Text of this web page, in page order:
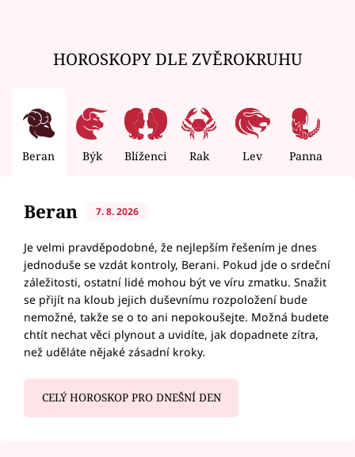
HOROSKOPY DLE ZVĚROKRUHU
Beran Býk Blíženci Rak Lev Panna
Beran 7. 8. 2026
Je velmi pravděpodobné, že nejlepším řešením je dnes
jednoduše se vzdát kontroly, Berani. Pokud jde o srdeční
záležitosti, ostatní lidé mohou být ve víru zmatku. Snažit
se přijít na kloub jejich duševnímu rozpoložení bude
nemožné, takže se o to ani nepokoušejte. Možná budete
chtít nechat věci plynout a uvidíte, jak dopadnete zítra,
než uděláte nějaké zásadní kroky.
CELÝ HOROSKOP PRO DNEŠNÍ DEN